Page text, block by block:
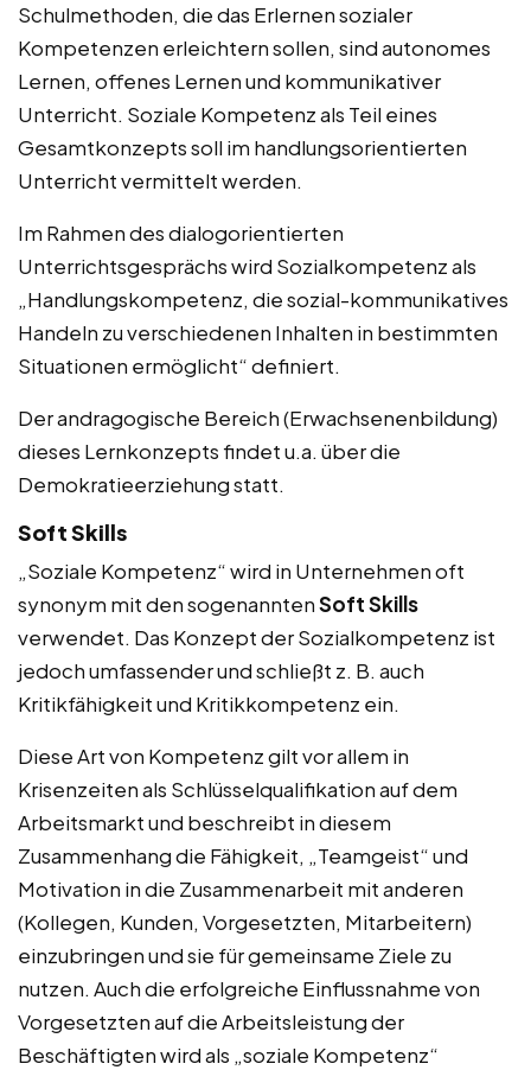
Schulmethoden, die das Erlernen sozialer
Kompetenzen erleichtern sollen, sind autonomes
Lernen, offenes Lernen und kommunikativer
Unterricht. Soziale Kompetenz als Teil eines
Gesamtkonzepts soll im handlungsorientierten
Unterricht vermittelt werden.
Im Rahmen des dialogorientierten
Unterrichtsgesprächs wird Sozialkompetenz als
„Handlungskompetenz, die sozial-kommunikatives
Handeln zu verschiedenen Inhalten in bestimmten
Situationen ermöglicht“ definiert.
Der andragogische Bereich (Erwachsenenbildung)
dieses Lernkonzepts findet u.a. über die
Demokratieerziehung statt.
Soft Skills
„Soziale Kompetenz“ wird in Unternehmen oft
synonym mit den sogenanntenSoft Skills
verwendet. Das Konzept der Sozialkompetenz ist
jedoch umfassender und schließt z. B. auch
Kritikfähigkeit und Kritikkompetenz ein.
Diese Art von Kompetenz gilt vor allem in
Krisenzeiten als Schlüsselqualifikation auf dem
Arbeitsmarkt und beschreibt in diesem
Zusammenhang die Fähigkeit, „Teamgeist“ und
Motivation in die Zusammenarbeit mit anderen
(Kollegen, Kunden, Vorgesetzten, Mitarbeitern)
einzubringen und sie für gemeinsame Ziele zu
nutzen. Auch die erfolgreiche Einflussnahme von
Vorgesetzten auf die Arbeitsleistung der
Beschäftigten wird als „soziale Kompetenz“